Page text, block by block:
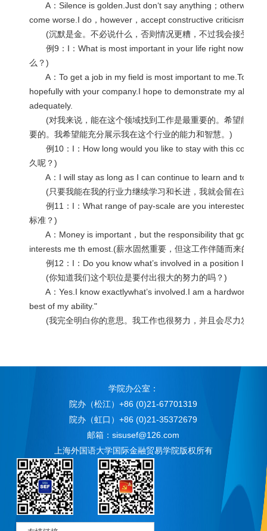
A：Silence is golden.Just don‘t say anything；otherwise
come worse.I do，however，accept constructive criticism.
(沉默是金。不必说什么，否则情况更糟，不过我会接受建设
例9：I：What is most important in your life right now？(眼
么？)
A：To get a job in my field is most important to me.To
hopefully with your company.I hope to demonstrate my ability
adequately.
(对我来说，能在这个领域找到工作是最重要的。希望能在贵
要的。我希望能充分展示我在这个行业的能力和智慧。)
例10：I：How long would you like to stay with this
久呢？)
A：I will stay as long as I can continue to learn and to
(只要我能在我的行业力继续学习和长进，我就会留在这里
例11：I：What range of pay-scale are you interested in？(
标准？)
A：Money is important，but the responsibility that goes
interests me th emost.(薪水固然重要，但这工作伴随而来的责
例12：I：Do you know what’s involved in a position like
(你知道我们这个职位是要付出很大的努力的吗？)
A：Yes.I know exactlywhat’s involved.I am a hardworker
best of my ability."
(我完全明白你的意思。我工作也很努力，并且会尽力发挥我
学院办公室：
院办（松江）+86 (0)21-67701319
院办（虹口）+86 (0)21-35372679
邮箱：sisusef@126.com
上海外国语大学国际金融贸易学院版权所有